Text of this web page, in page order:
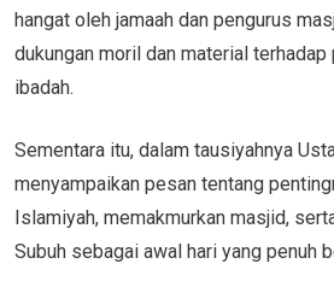
hangat oleh jamaah dan pengurus
dukungan moril dan material terhadap
ibadah.
Sementara itu, dalam tausiyahnya
menyampaikan pesan tentang
Islamiyah, memakmurkan masjid,
Subuh sebagai awal hari yang penuh